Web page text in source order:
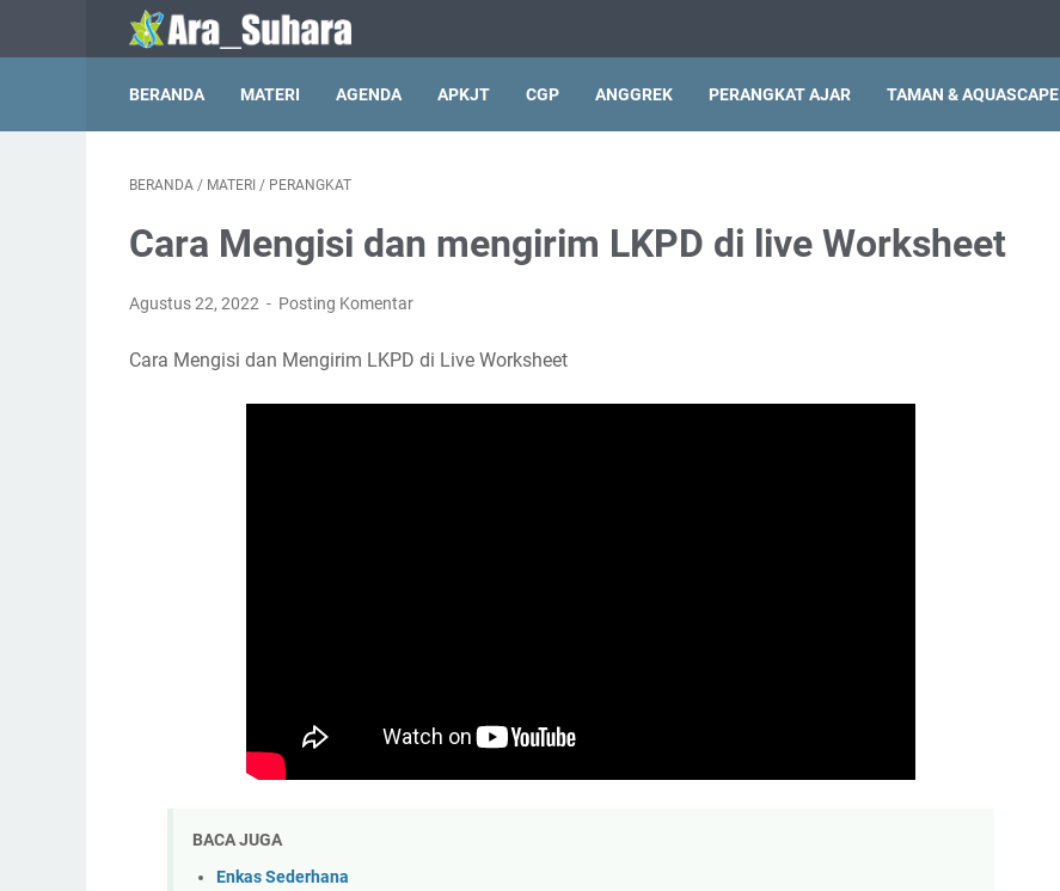
BERANDA MATERI AGENDA APKJT CGP ANGGREK PERANGKAT AJAR TAMAN & AQUASCAPE
BERANDA / MATERI / PERANGKAT
Cara Mengisi dan mengirim LKPD di live Worksheet
Agustus 22, 2022 Posting Komentar
Cara Mengisi dan Mengirim LKPD di Live Worksheet
BACA JUGA
Enkas Sederhana